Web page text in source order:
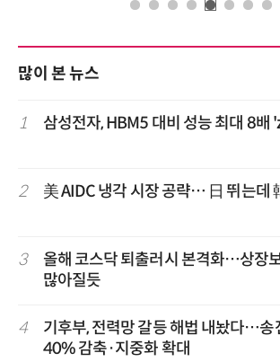
많이 본 뉴스
1 삼성전자, HBM5 대비 성능 최대 8배
2 美 AIDC 냉각 시장 공략… 日 뛰는데
3
올해 코스닥 퇴출러시 본격화…상장
많아질듯
4
기후부, 전력망 갈등 해법 내놨다…송
40% 감축·지중화 확대